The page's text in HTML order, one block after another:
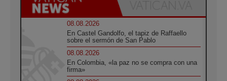
08.08.2026
En Castel Gandolfo, el tapiz de Raffaello
sobre el sermón de San Pablo
08.08.2026
En Colombia, «la paz no se compra con una
firma»